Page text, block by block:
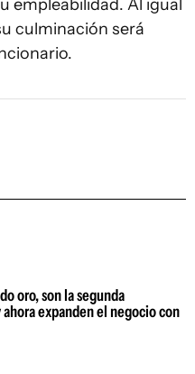
empleabilidad. Al igual
culminación será
oro, son la segunda
expanden el negocio con